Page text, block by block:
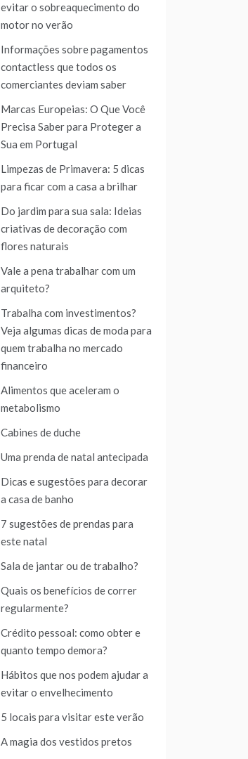
evitar o sobreaquecimento do
motor no verão
Informações sobre pagamentos
contactless que todos os
comerciantes deviam saber
Marcas Europeias: O Que Você
Precisa Saber para Proteger a
Sua em Portugal
Limpezas de Primavera: 5 dicas
para ficar com a casa a brilhar
Do jardim para sua sala: Ideias
criativas de decoração com
flores naturais
Vale a pena trabalhar com um
arquiteto?
Trabalha com investimentos?
Veja algumas dicas de moda para
quem trabalha no mercado
financeiro
Alimentos que aceleram o
metabolismo
Cabines de duche
Uma prenda de natal antecipada
Dicas e sugestões para decorar
a casa de banho
7 sugestões de prendas para
este natal
Sala de jantar ou de trabalho?
Quais os benefícios de correr
regularmente?
Crédito pessoal: como obter e
quanto tempo demora?
Hábitos que nos podem ajudar a
evitar o envelhecimento
5 locais para visitar este verão
A magia dos vestidos pretos